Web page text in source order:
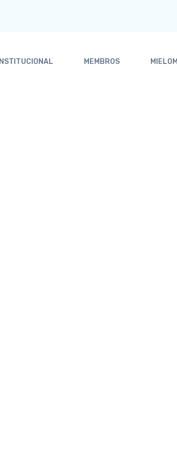
INSTITUCIONAL MEMBROS